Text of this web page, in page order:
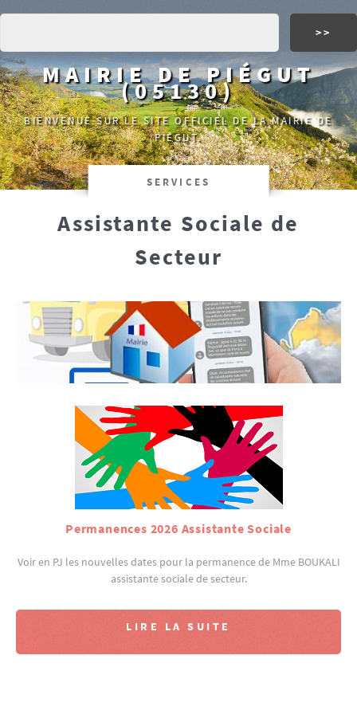
MAIRIE DE PIÉGUT
(05130)
BIENVENUE SUR LE SITE OFFICIEL DE LA MAIRIE DE
PIÉGUT.
SERVICES
Assistante Sociale de
Secteur
Permanences 2026 Assistante Sociale
Voir en PJ les nouvelles dates pour la permanence de Mme BOUKALI
assistante sociale de secteur.
LIRE LA SUITE